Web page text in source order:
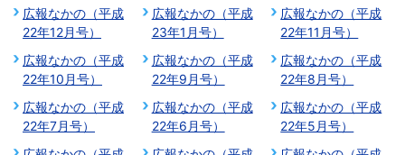
広報なかの（平成
22年12月号）
広報なかの（平成
23年1月号）
広報なかの（平成
22年11月号）
広報なかの（平成
22年10月号）
広報なかの（平成
22年9月号）
広報なかの（平成
22年8月号）
広報なかの（平成
22年7月号）
広報なかの（平成
22年6月号）
広報なかの（平成
22年5月号）